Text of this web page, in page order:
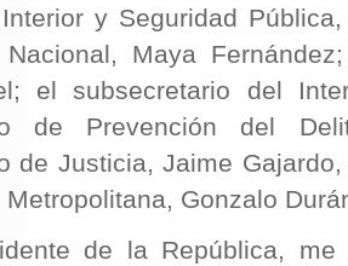
y Seguridad
Maya
el subsecretario del
de Prevención del
de Justicia, Jaime
Gonzalo
de la República,